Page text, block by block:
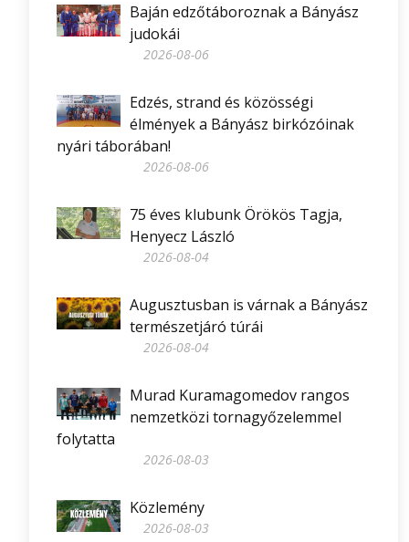
Baján edzőtáboroznak a Bányász
judokái
2026-08-06
Edzés, strand és közösségi
élmények a Bányász birkózóinak
nyári táborában!
2026-08-06
75 éves klubunk Örökös Tagja,
Henyecz László
2026-08-04
Augusztusban is várnak a Bányász
természetjáró túrái
2026-08-04
Murad Kuramagomedov rangos
nemzetközi tornagyőzelemmel
folytatta
2026-08-03
Közlemény
2026-08-03